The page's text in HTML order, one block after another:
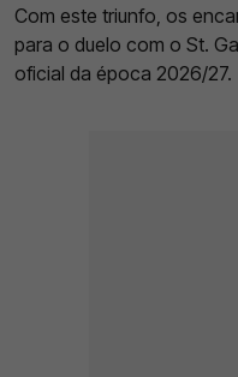
Com este triunfo, os
para o duelo com o St.
oficial da época 2026/27.